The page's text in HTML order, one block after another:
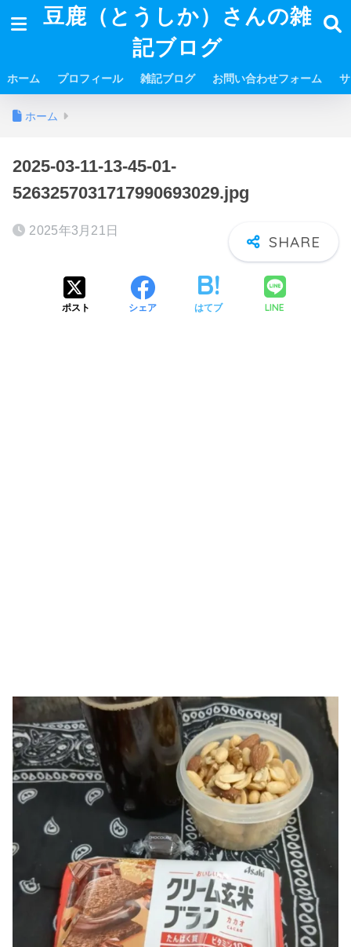
豆鹿（とうしか）さんの雑
記ブログ
ホーム プロフィール 雑記ブログ お問い合わせフォーム
ホーム
2025-03-11-13-45-01-
5263257031717990693029.jpg
2025年3月21日
ポスト シェア はてブ LINE